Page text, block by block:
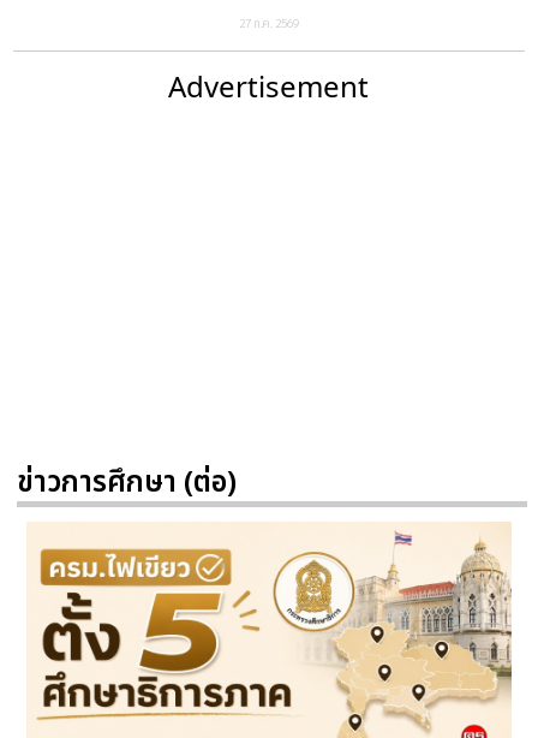
27 ก.ค. 2569
Advertisement
ข่าวการศึกษา (ต่อ)